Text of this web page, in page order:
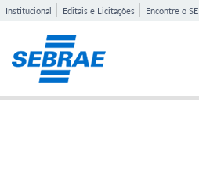
Institucional Editais e Licitações Encontre o